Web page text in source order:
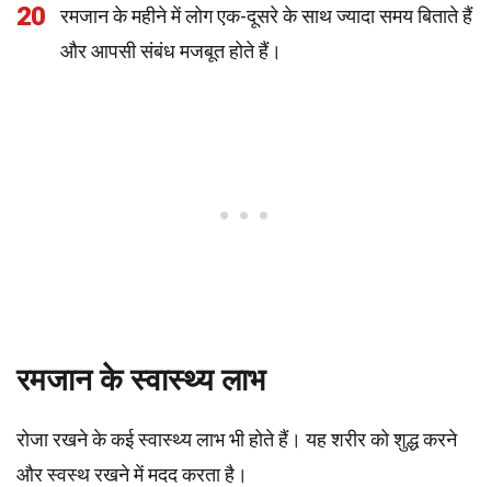
20
रमजान के महीने में लोग एक-दूसरे के साथ ज्यादा समय बिताते हैं
और आपसी संबंध मजबूत होते हैं।
रमजान के स्वास्थ्य लाभ
रोजा रखने के कई स्वास्थ्य लाभ भी होते हैं। यह शरीर को शुद्ध करने
और स्वस्थ रखने में मदद करता है।